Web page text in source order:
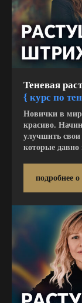
Теневая
{ курс по
Новички в
красиво.
улучшить
которые давно
подробнее о